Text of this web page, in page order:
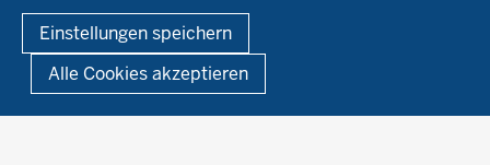
Einstellungen speichern
Alle Cookies akzeptieren
Newsletter
Demonstrationsbetriebe Ökologischer Landbau
Links
Fußzeile
Impressum Datenschutzerklärung